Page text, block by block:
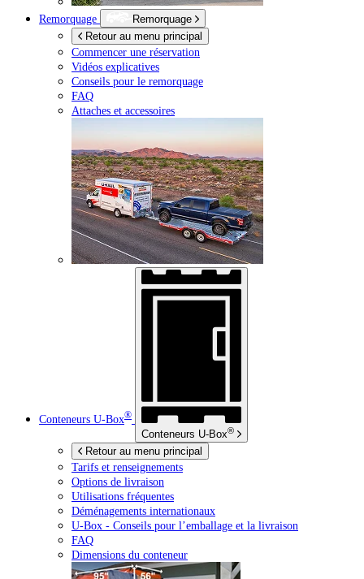
Remorquage
Remorquage
Retour au menu principal
Commencer une réservation
Vidéos explicatives
Conseils pour le remorquage
FAQ
Attaches et accessoires
Conteneurs U-Box®
Conteneurs U-Box®
Retour au menu principal
Tarifs et renseignements
Options de livraison
Utilisations fréquentes
Déménagements internationaux
U-Box - Conseils pour l’emballage et la livraison
FAQ
Dimensions du conteneur